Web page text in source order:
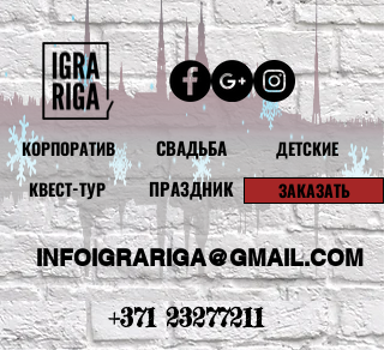
INFOIGRARIGA@GMAIL.COM
КОРПОРАТИВ ДЕТСКИЕ
СВАДЬБА
ПРАЗДНИК
КВЕСТ-ТУР ЗАКАЗАТЬ
+371 23277211